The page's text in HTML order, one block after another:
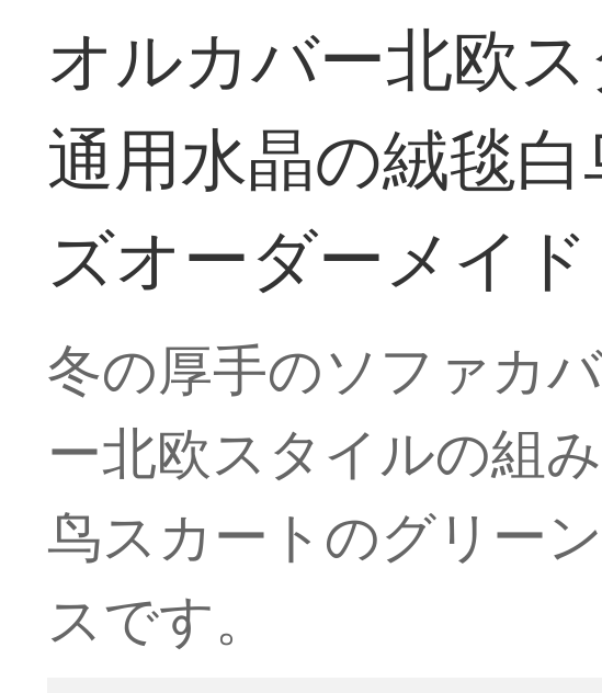
オルカバー北欧
通用水晶の絨毯
ズオーダーメイド
冬の厚手のソファカ
ー北欧スタイルの組
鸟スカートのグリー
スです。